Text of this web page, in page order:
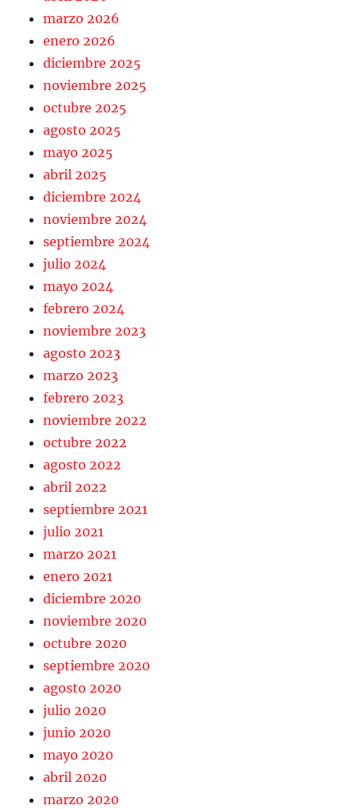
marzo 2026
enero 2026
diciembre 2025
noviembre 2025
octubre 2025
agosto 2025
mayo 2025
abril 2025
diciembre 2024
noviembre 2024
septiembre 2024
julio 2024
mayo 2024
febrero 2024
noviembre 2023
agosto 2023
marzo 2023
febrero 2023
noviembre 2022
octubre 2022
agosto 2022
abril 2022
septiembre 2021
julio 2021
marzo 2021
enero 2021
diciembre 2020
noviembre 2020
octubre 2020
septiembre 2020
agosto 2020
julio 2020
junio 2020
mayo 2020
abril 2020
marzo 2020